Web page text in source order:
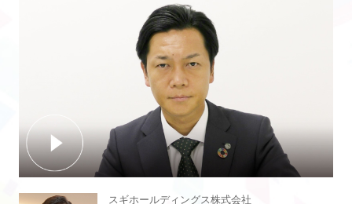
スギホールディングス株式会社